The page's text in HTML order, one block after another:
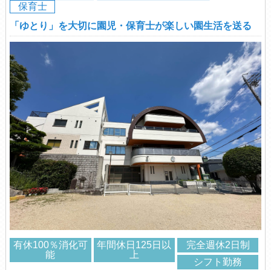
保育士
「ゆとり」を大切に園児・保育士が楽しい園生活を送る
有休100％消化可
能
年間休日125日以
上
完全週休2日制
シフト勤務